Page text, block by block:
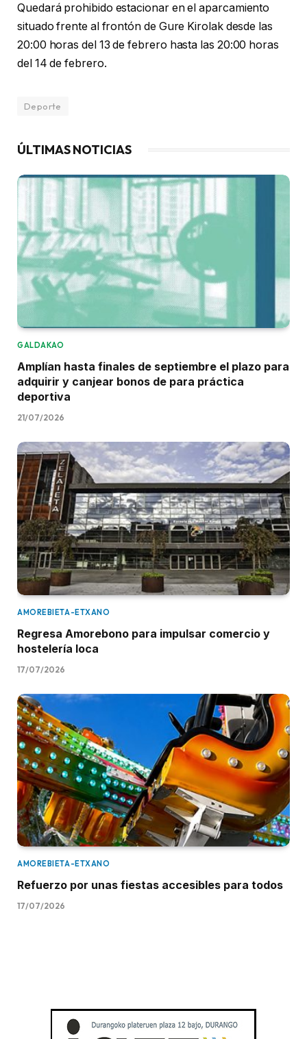
Quedará prohibido estacionar en el aparcamiento
situado frente al frontón de Gure Kirolak desde las
20:00 horas del 13 de febrero hasta las 20:00 horas
del 14 de febrero.
Deporte
ÚLTIMAS NOTICIAS
GALDAKAO
Amplían hasta finales de septiembre el plazo para
adquirir y canjear bonos de para práctica
deportiva
21/07/2026
AMOREBIETA-ETXANO
Regresa Amorebono para impulsar comercio y
hostelería loca
17/07/2026
AMOREBIETA-ETXANO
Refuerzo por unas fiestas accesibles para todos
17/07/2026